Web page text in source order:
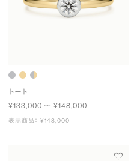
トート
¥133,000 〜 ¥148,000
表示商品： ¥148,000